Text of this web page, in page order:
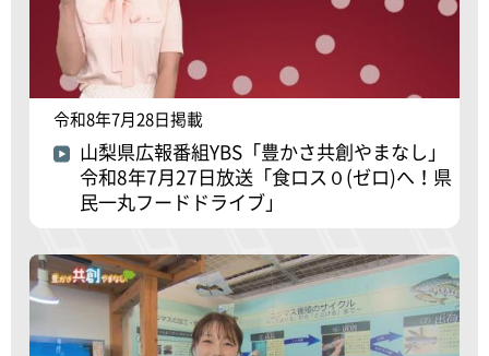
令和8年7月28日掲載
山梨県広報番組YBS「豊かさ共創やまなし」
令和8年7月27日放送「食ロス０(ゼロ)へ！県
民一丸フードドライブ」